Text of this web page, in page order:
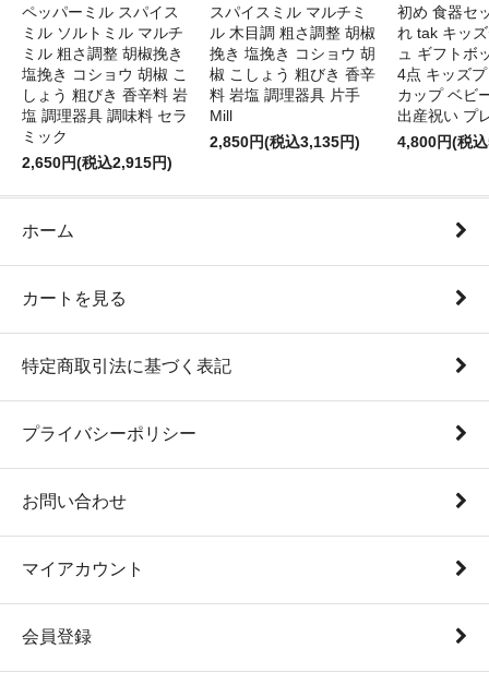
ペッパーミル スパイス
ミル ソルトミル マルチ
ミル 粗さ調整 胡椒挽き
塩挽き コショウ 胡椒 こ
しょう 粗びき 香辛料 岩
塩 調理器具 調味料 セラ
ミック
2,650円(税込2,915円)
スパイスミル マルチミ
ル 木目調 粗さ調整 胡椒
挽き 塩挽き コショウ 胡
椒 こしょう 粗びき 香辛
料 岩塩 調理器具 片手
Mill
2,850円(税込3,135円)
初め 食器セ
れ tak キッ
ュ ギフトボ
4点 キッズ
カップ ベビ
出産祝い プ
4,800円(税
ホーム
カートを見る
特定商取引法に基づく表記
プライバシーポリシー
お問い合わせ
マイアカウント
会員登録